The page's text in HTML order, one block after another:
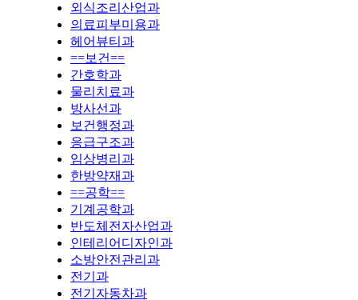
외식조리산업과
의료피부미용과
헤어뷰티과
==보건==
간호학과
물리치료과
방사선과
보건행정과
응급구조과
임상병리과
한방약재과
==공학==
기계공학과
반도체전자산업과
인테리어디자인과
소방안전관리과
전기과
전기자동차과